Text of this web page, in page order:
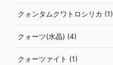
クォンタムクワトロシリカ (1)
クォーツ(水晶) (4)
クォーツァイト (1)